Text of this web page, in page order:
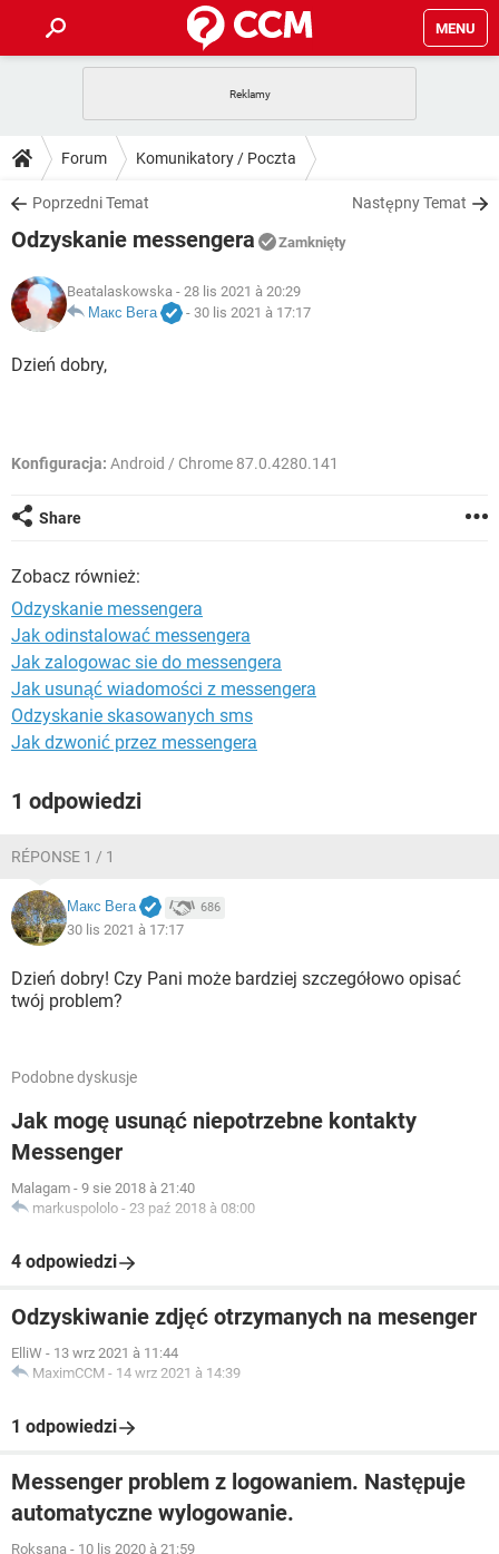
MENU
GRY WHATSAPP
SPOTIFY
INSTAGRAM FACEBOOK
WINDOWS 10
PORADY
PlayStation TIKTOK
INSTAGRAM FACEBOOK
WINDOWS 10
DO POBRANIA
ANDROID TIKTOK
GRY
IOS NETFLIX
INSTAGRAM
FORUM
COVID-19 TIKTOK
GRY
SPOTIFY
ARTYKUŁY
COVID-19
INSTAGRAM FACEBOOK
WINDOWS 10
Forum Komunikatory / Poczta
Poprzedni Temat Następny Temat
Odzyskanie messengera Zamknięty
Beatalaskowska - 28 lis 2021 à 20:29
Макс Вега
- 30 lis 2021 à 17:17
Dzień dobry,
Konfiguracja: Android / Chrome 87.0.4280.141
Share
Zobacz również:
Odzyskanie messengera
Jak odinstalować messengera
Jak zalogowac sie do messengera
Jak usunąć wiadomości z messengera
Odzyskanie skasowanych sms
Jak dzwonić przez messengera
1 odpowiedzi
RÉPONSE 1 / 1
Макс Вега 686
30 lis 2021 à 17:17
Dzień dobry! Czy Pani może bardziej szczegółowo opisać
twój problem?
Podobne dyskusje
Jak mogę usunąć niepotrzebne kontakty
Messenger
Malagam - 9 sie 2018 à 21:40
markuspololo - 23 paź 2018 à 08:00
4 odpowiedzi
Odzyskiwanie zdjęć otrzymanych na mesenger
ElliW - 13 wrz 2021 à 11:44
MaximCCM - 14 wrz 2021 à 14:39
1 odpowiedzi
Messenger problem z logowaniem. Następuje
automatyczne wylogowanie.
Roksana - 10 lis 2020 à 21:59